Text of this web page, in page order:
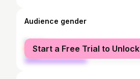
Audience gender
female
male
Start a Free Trial to Unlock